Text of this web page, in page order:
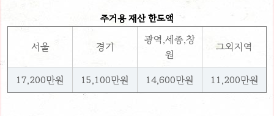
주거용 재산 한도액
서울 경기
광역,세종,창
원
그외지역
17,200만원 15,100만원 14,600만원 11,200만원